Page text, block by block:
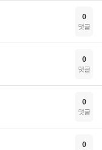
0
댓글
0
댓글
0
댓글
0